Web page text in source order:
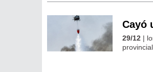
Cayó
29/12 |